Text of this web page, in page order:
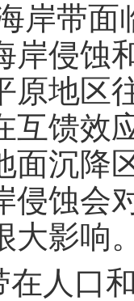
岸带面
岸侵蚀
原地区
互馈效
面沉降
侵蚀会
大影响
在人口